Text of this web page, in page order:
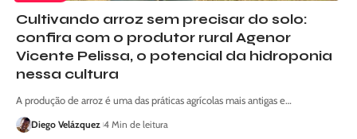
Cultivando arroz sem precisar do solo:
confira com o produtor rural Agenor
Vicente Pelissa, o potencial da hidroponia
nessa cultura
A produção de arroz é uma das práticas agrícolas mais antigas e…
Diego Velázquez 4 Min de leitura